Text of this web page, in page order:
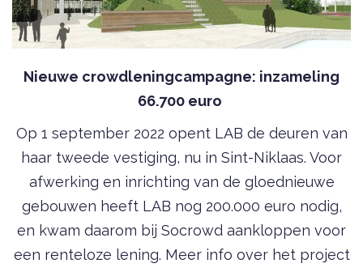
Nieuwe crowdleningcampagne: inzameling
66.700 euro
Op 1 september 2022 opent LAB de deuren van
haar tweede vestiging, nu in Sint-Niklaas. Voor
afwerking en inrichting van de gloednieuwe
gebouwen heeft LAB nog 200.000 euro nodig,
en kwam daarom bij Socrowd aankloppen voor
een renteloze lening. Meer info over het project